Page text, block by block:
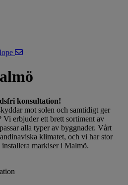
konsultation!
mot solen och samtidigt ger
Vi erbjuder ett brett sortiment av
alla typer av byggnader. Vårt
klimatet, och vi har stor
markiser i Malmö.